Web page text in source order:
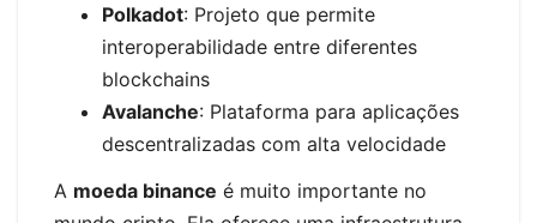
Polkadot: Projeto que permite
interoperabilidade entre diferentes
blockchains
Avalanche: Plataforma para aplicações
descentralizadas com alta velocidade
A moeda binance é muito importante no